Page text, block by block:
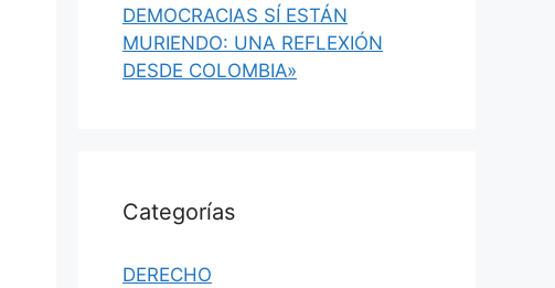
DEMOCRACIAS SÍ ESTÁN
MURIENDO: UNA REFLEXIÓN
DESDE COLOMBIA»
Categorías
DERECHO